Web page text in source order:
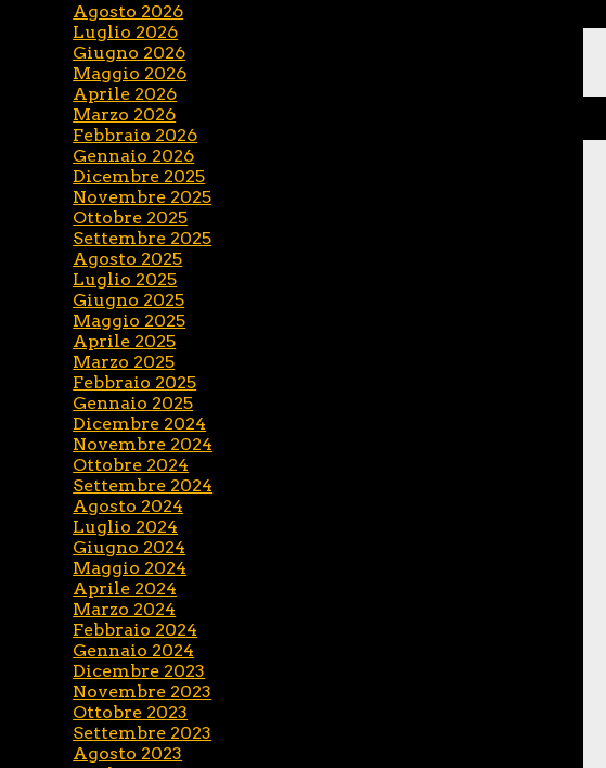
Agosto 2026
Luglio 2026
Giugno 2026
Maggio 2026
Aprile 2026
Marzo 2026
Febbraio 2026
Gennaio 2026
Dicembre 2025
Novembre 2025
Ottobre 2025
Settembre 2025
Agosto 2025
Luglio 2025
Giugno 2025
Maggio 2025
Aprile 2025
Marzo 2025
Febbraio 2025
Gennaio 2025
Dicembre 2024
Novembre 2024
Ottobre 2024
Settembre 2024
Agosto 2024
Luglio 2024
Giugno 2024
Maggio 2024
Aprile 2024
Marzo 2024
Febbraio 2024
Gennaio 2024
Dicembre 2023
Novembre 2023
Ottobre 2023
Settembre 2023
Agosto 2023